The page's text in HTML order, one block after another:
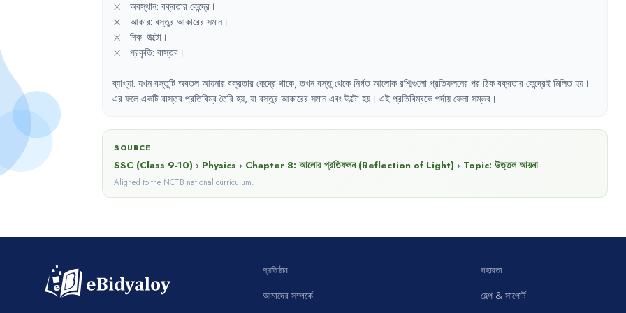
\times
× অবস্থান: বক্রতার কেন্দ্রে ।
\times
× আকার: বস্তুর আকারের সমান।
\times
× দিক: উল্টো ।
\times
× প্রকৃতি: বাস্তব ।
ব্যাখ্যা: যখন বস্তুটি অবতল আয়নার বক্রতার কেন্দ্রে থাকে, তখন বস্তু থেকে নির্গত আলোক রশ্মিগুলো প্রতিফলনের পর ঠিক বক্রতার কেন্দ্রেই মিলিত হয় ।
এর ফলে একটি বাস্তব প্রতিবিম্ব তৈরি হয়, যা বস্তুর আকারের সমান এবং উল্টো হয় । এই প্রতিবিম্বকে পর্দায় ফেলা সম্ভব ।
SOURCE
SSC (Class 9-10) › Physics › Chapter 8: আলোর প্রতিফলন (Reflection of Light) › Topic: উত্তল আয়না
Aligned to the NCTB national curriculum.
প্রতিষ্ঠান
আমাদের সম্পর্কে
সহায়তা
হেল্প & সাপোর্ট